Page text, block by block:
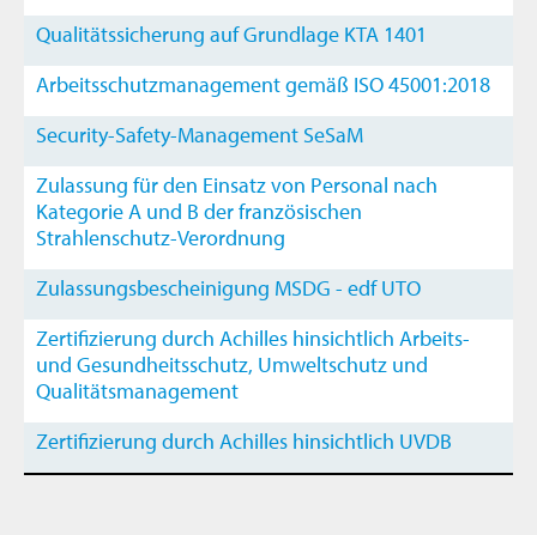
Qualitätssicherung auf Grundlage KTA 1401
Arbeitsschutzmanagement gemäß ISO 45001:2018
Security-Safety-Management SeSaM
Zulassung für den Einsatz von Personal nach
Kategorie A und B der französischen
Strahlenschutz-Verordnung
Zulassungsbescheinigung MSDG - edf UTO
Zertifizierung durch Achilles hinsichtlich Arbeits-
und Gesundheitsschutz, Umweltschutz und
Qualitätsmanagement
Zertifizierung durch Achilles hinsichtlich UVDB